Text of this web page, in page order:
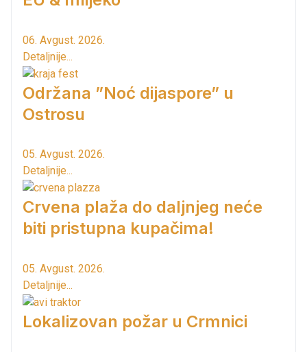
06. Avgust. 2026.
Detaljnije...
Održana ”Noć dijaspore” u
Ostrosu
05. Avgust. 2026.
Detaljnije...
Crvena plaža do daljnjeg neće
biti pristupna kupačima!
05. Avgust. 2026.
Detaljnije...
Lokalizovan požar u Crmnici